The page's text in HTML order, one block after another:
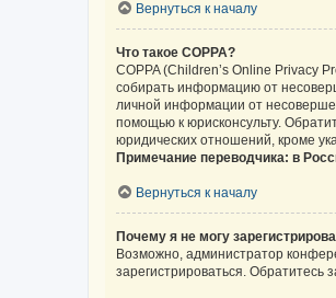
Вернуться к началу
Что такое COPPA?
COPPA (Children’s Online Privacy
собирать информацию от
личной информации от
помощью к юрисконсульту.
юридических отношений, кроме
Примечание переводчика: в
Вернуться к началу
Почему я не могу
Возможно, администратор
зарегистрироваться.